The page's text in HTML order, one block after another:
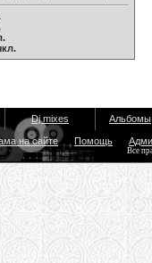
Dj mixes Альбомы
на сайте Помощь
Все